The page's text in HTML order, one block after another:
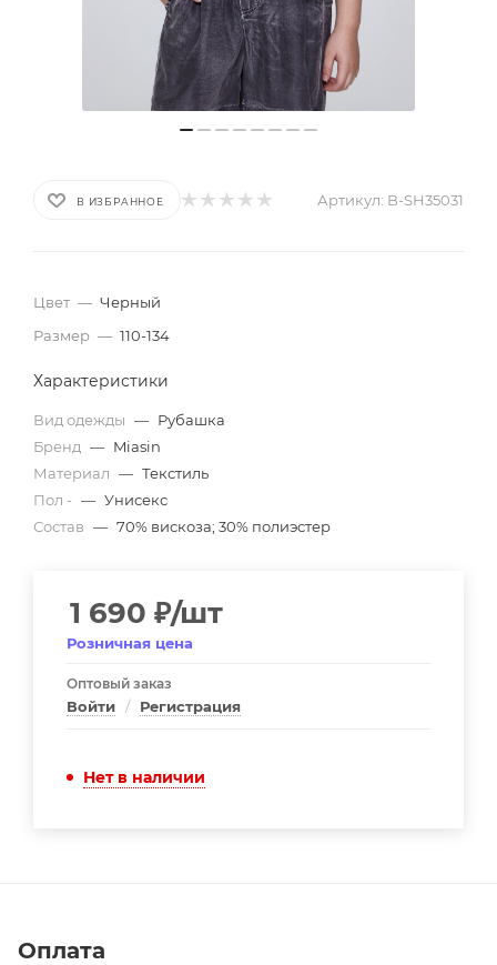
В ИЗБРАННОЕ Артикул: B-SH35031
Цвет — Черный
Размер — 110-134
Характеристики
Вид одежды — Рубашка
Бренд — Miasin
Материал — Текстиль
Пол - — Унисекс
Состав — 70% вискоза; 30% полиэстер
1 690 ₽/шт
Розничная цена
Оптовый заказ
Войти / Регистрация
Нет в наличии
Оплата